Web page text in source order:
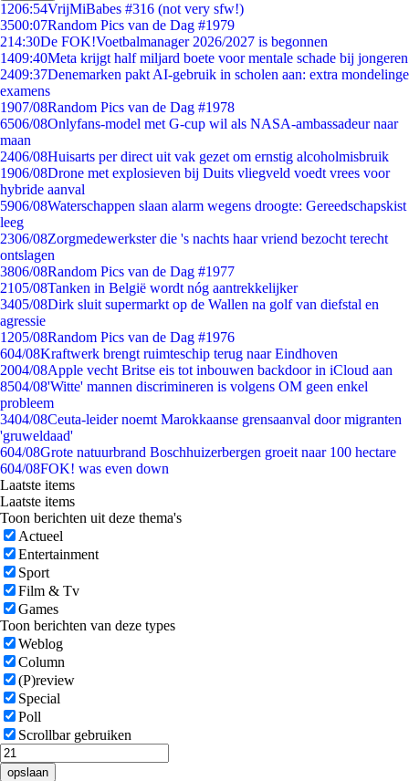
1206:54VrijMiBabes #316 (not very sfw!)
3500:07Random Pics van de Dag #1979
214:30De FOK!Voetbalmanager 2026/2027 is begonnen
1409:40Meta krijgt half miljard boete voor mentale schade bij jongeren
2409:37Denemarken pakt AI-gebruik in scholen aan: extra mondelinge
examens
1907/08Random Pics van de Dag #1978
6506/08Onlyfans-model met G-cup wil als NASA-ambassadeur naar
maan
2406/08Huisarts per direct uit vak gezet om ernstig alcoholmisbruik
1906/08Drone met explosieven bij Duits vliegveld voedt vrees voor
hybride aanval
5906/08Waterschappen slaan alarm wegens droogte: Gereedschapskist
leeg
2306/08Zorgmedewerkster die 's nachts haar vriend bezocht terecht
ontslagen
3806/08Random Pics van de Dag #1977
2105/08Tanken in België wordt nóg aantrekkelijker
3405/08Dirk sluit supermarkt op de Wallen na golf van diefstal en
agressie
1205/08Random Pics van de Dag #1976
604/08Kraftwerk brengt ruimteschip terug naar Eindhoven
2004/08Apple vecht Britse eis tot inbouwen backdoor in iCloud aan
8504/08'Witte' mannen discrimineren is volgens OM geen enkel
probleem
3404/08Ceuta-leider noemt Marokkaanse grensaanval door migranten
'gruweldaad'
604/08Grote natuurbrand Boschhuizerbergen groeit naar 100 hectare
604/08FOK! was even down
Laatste items
Laatste items
Toon berichten uit deze thema's
Actueel
Entertainment
Sport
Film & Tv
Games
Toon berichten van deze types
Weblog
Column
(P)review
Special
Poll
Scrollbar gebruiken
opslaan